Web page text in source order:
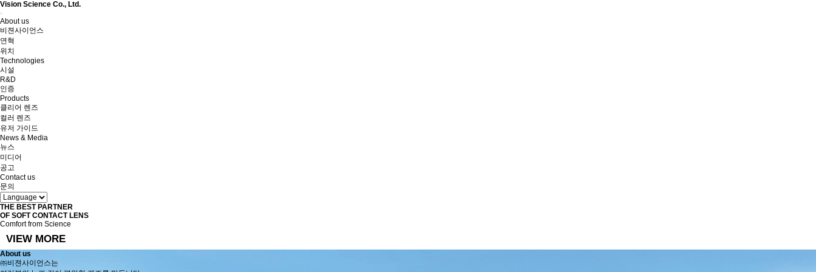
Vision Science Co., Ltd.
Toggle
navigation
About us
비젼사이언스
연혁
위치
Technologies
시설
R&D
인증
Products
클리어 렌즈
컬러 렌즈
유저 가이드
News & Media
뉴스
미디어
공고
Contact us
문의
THE BEST PARTNER
OF SOFT CONTACT LENS
Comfort from Science
VIEW MORE
About us
㈜비젼사이언스는